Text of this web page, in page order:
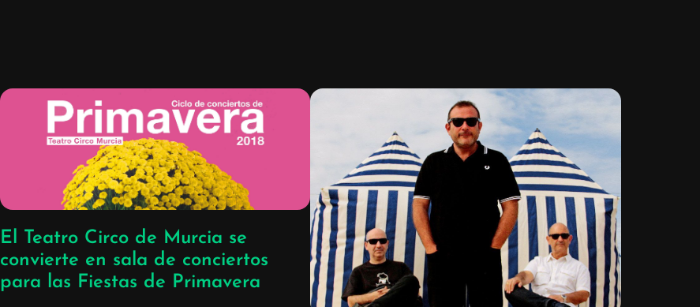
El Teatro Circo de Murcia se
convierte en sala de conciertos
para las Fiestas de Primavera